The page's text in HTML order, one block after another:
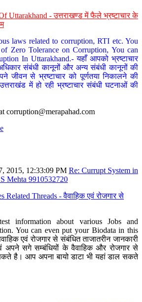
Uttarakhand - उत्तराखण्ड में फैले भ्रष्टाचार के
laws related to corruption, RTI etc. You
Zero Tolerance on Corruption, You can
In Uttarakhand.- यहाँ आपको भ्रष्टाचार
संबंधी कानूनों और अन्य संबंधी कानूनों की
जीवन से भ्रष्टाचार को पूर्णतया निकालने की
में हो रही भ्रष्टाचार संबंधी घटनाओं की
corruption@merapahad.com
2015, 12:33:09 PM Re: Currupt System in
Mehta 9910532720
Related Threads - वैवाहिक एवं रोजगार से
information about various Jobs and
You can even put your Biodata in this
एवं रोजगार से संबंधित ताजातरीन जानकारी
सगे सम्बंधियों के वैवाहिक और रोजगार से
है। आप अपना बायो डाटा भी यहां डाल सकते